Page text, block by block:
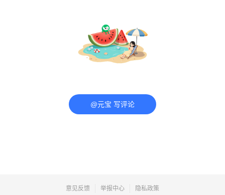
@元宝 写评论
意见反馈 举报中心 隐私政策